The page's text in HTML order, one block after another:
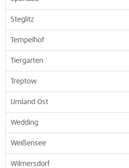
Steglitz
Tempelhof
Tiergarten
Treptow
Umland Ost
Wedding
Weißensee
Wilmersdorf